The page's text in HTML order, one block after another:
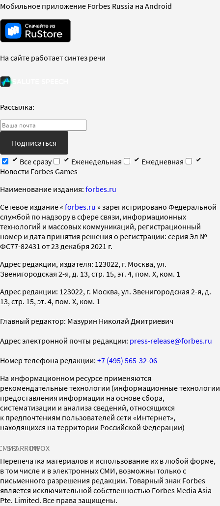
Мобильное приложение Forbes Russia на Android
На сайте работает синтез речи
Рассылка:
Подписаться
Все сразу
Еженедельная
Ежедневная
Новости Forbes Games
Наименование издания: forbes.ru
Cетевое издание « forbes.ru » зарегистрировано Федеральной
службой по надзору в сфере связи, информационных
технологий и массовых коммуникаций, регистрационный
номер и дата принятия решения о регистрации: серия Эл №
ФС77-82431 от 23 декабря 2021 г.
Адрес редакции, издателя: 123022, г. Москва, ул.
Звенигородская 2-я, д. 13, стр. 15, эт. 4, пом. X, ком. 1
Адрес редакции: 123022, г. Москва, ул. Звенигородская 2-я, д.
13, стр. 15, эт. 4, пом. X, ком. 1
Главный редактор: Мазурин Николай Дмитриевич
Адрес электронной почты редакции: press-release@forbes.ru
Номер телефона редакции: +7 (495) 565-32-06
На информационном ресурсе применяются
рекомендательные технологии (информационные технологии
предоставления информации на основе сбора,
систематизации и анализа сведений, относящихся
к предпочтениям пользователей сети «Интернет»,
находящихся на территории Российской Федерации)
SPARROWINFOX
Перепечатка материалов и использование их в любой форме,
в том числе и в электронных СМИ, возможны только с
письменного разрешения редакции. Товарный знак Forbes
является исключительной собственностью Forbes Media Asia
Pte. Limited. Все права защищены.